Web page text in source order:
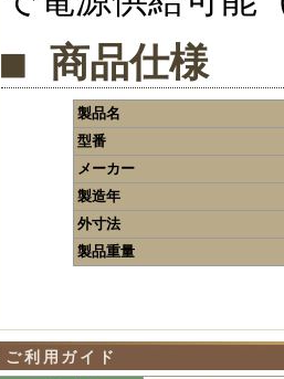
■ 商品仕様
製品名
型番
メーカー
製造年
外寸法
製品重量
ご利用ガイド